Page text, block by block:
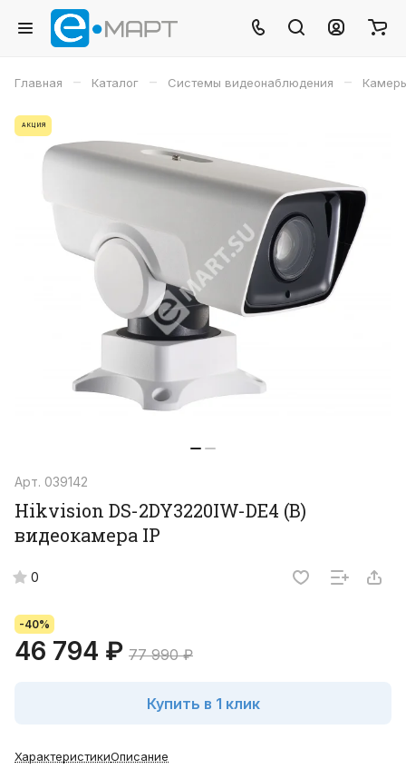
Главная – Каталог – Системы видеонаблюдения –
АКЦИЯ
Арт. 039142
Hikvision DS-2DY3220IW-DE4 (B)
видеокамера IP
0
-40%
46 794 ₽ 77 990 ₽
Купить в 1 клик
ХарактеристикиОписание